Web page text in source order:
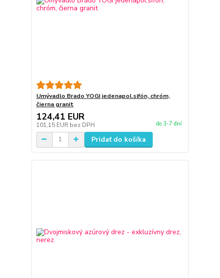
Umývadlo Brado YOGI jedenapol.sifón, chróm,
čierna granit
124,41 EUR
101,15 EUR bez DPH do 3-7 dní
Pridať do košíka